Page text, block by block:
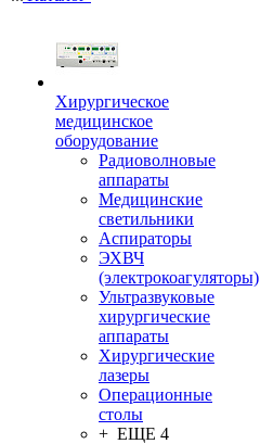
Хирургическое
медицинское
оборудование
Радиоволновые
аппараты
Медицинские
светильники
Аспираторы
ЭХВЧ
(электрокоагуляторы)
Ультразвуковые
хирургические
аппараты
Хирургические
лазеры
Операционные
столы
+ ЕЩЕ 4